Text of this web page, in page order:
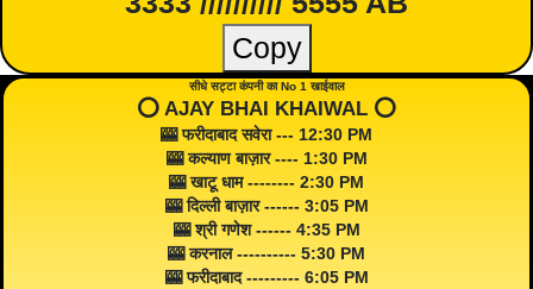
Copy
सीधे सट्टा कंपनी का No 1 खाईवाल
⭕️ AJAY BHAI KHAIWAL ⭕️
🎰 फरीदाबाद सवेरा --- 12:30 PM
🎰 कल्याण बाज़ार ---- 1:30 PM
🎰 खाटू धाम -------- 2:30 PM
🎰 दिल्ली बाज़ार ------ 3:05 PM
🎰 श्री गणेश ------ 4:35 PM
🎰 करनाल ---------- 5:30 PM
🎰 फरीदाबाद --------- 6:05 PM